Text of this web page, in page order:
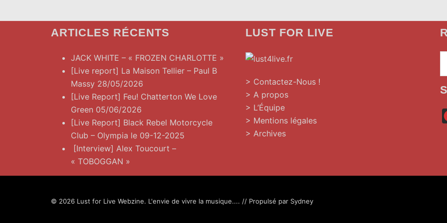
ARTICLES RÉCENTS
JACK WHITE – « FROZEN CHARLOTTE »
[Live report] La Maison Tellier – Paul B
Massy 28/05/2026
[Live Report] Feu! Chatterton We Love
Green 05/06/2026
[Live Report] Black Rebel Motorcycle
Club – Olympia le 09-12-2025
[Interview] Alex Toucourt –
« TOBOGGAN »
LUST FOR LIVE
> Contactez-Nous !
> A propos
> L’Équipe
> Mentions légales
> Archives
© 2026 Lust for Live Webzine. L'envie de vivre la musique.... // Propulsé par Sydney